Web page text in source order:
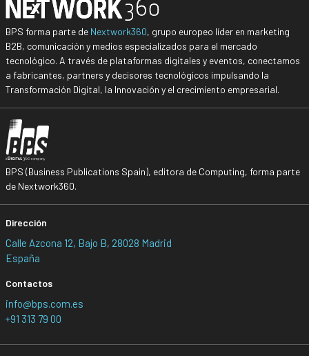
BPS forma parte de Nextwork360, grupo europeo líder en marketing
B2B, comunicación y medios especializados para el mercado
tecnológico. A través de plataformas digitales y eventos, conectamos
a fabricantes, partners y decisores tecnológicos impulsando la
Transformación Digital, la Innovación y el crecimiento empresarial.
BPS (Business Publications Spain), editora de Computing, forma parte
de Nextwork360.
Dirección
Calle Azcona 12, Bajo B, 28028 Madrid
España
Contactos
info@bps.com.es
+91 313 79 00